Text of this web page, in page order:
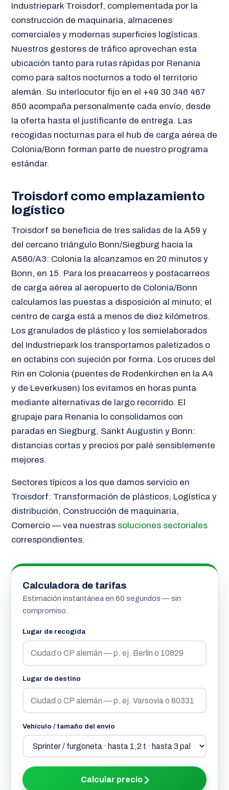
Industriepark Troisdorf, complementada por la
construcción de maquinaria, almacenes
comerciales y modernas superficies logísticas.
Nuestros gestores de tráfico aprovechan esta
ubicación tanto para rutas rápidas por Renania
como para saltos nocturnos a todo el territorio
alemán. Su interlocutor fijo en el +49 30 346 467
850 acompaña personalmente cada envío, desde
la oferta hasta el justificante de entrega. Las
recogidas nocturnas para el hub de carga aérea de
Colonia/Bonn forman parte de nuestro programa
estándar.
Troisdorf como emplazamiento
logístico
Troisdorf se beneficia de tres salidas de la A59 y
del cercano triángulo Bonn/Siegburg hacia la
A560/A3: Colonia la alcanzamos en 20 minutos y
Bonn, en 15. Para los preacarreos y postacarreos
de carga aérea al aeropuerto de Colonia/Bonn
calculamos las puestas a disposición al minuto; el
centro de carga está a menos de diez kilómetros.
Los granulados de plástico y los semielaborados
del Industriepark los transportamos paletizados o
en octabins con sujeción por forma. Los cruces del
Rin en Colonia (puentes de Rodenkirchen en la A4
y de Leverkusen) los evitamos en horas punta
mediante alternativas de largo recorrido. El
grupaje para Renania lo consolidamos con
paradas en Siegburg, Sankt Augustin y Bonn:
distancias cortas y precios por palé sensiblemente
mejores.
Sectores típicos a los que damos servicio en
Troisdorf: Transformación de plásticos, Logística y
distribución, Construcción de maquinaria,
Comercio — vea nuestras soluciones sectoriales
correspondientes.
Calculadora de tarifas
Estimación instantánea en 60 segundos — sin
compromiso.
Lugar de recogida
Lugar de destino
Vehículo / tamaño del envío
Calcular precio